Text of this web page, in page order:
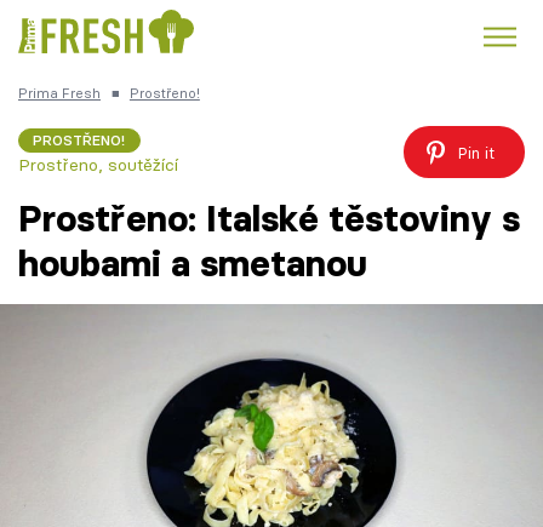
Česká kuchyně
TV Program
Prima Fresh ■ Prostřeno!
PROSTŘENO!
Prostřeno, soutěžící
Pin it
Prostřeno: Italské těstoviny s
houbami a smetanou